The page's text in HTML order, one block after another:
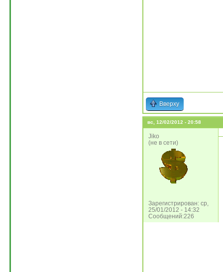
Вверху
вс, 12/02/2012 - 20:58
Jiko
(не в сети)
Зарегистрирован: ср,
25/01/2012 - 14:32
Сообщений:226